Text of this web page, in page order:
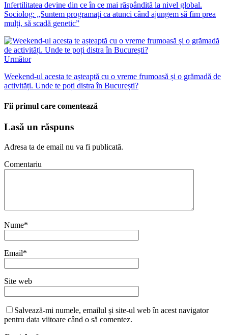
Infertilitatea devine din ce în ce mai răspândită la nivel global.
Sociolog: „Suntem programați ca atunci când ajungem să fim prea
mulți, să scadă genetic”
Următor
Weekend-ul acesta te așteaptă cu o vreme frumoasă și o grămadă de
activități. Unde te poți distra în București?
Fii primul care comentează
Lasă un răspuns
Adresa ta de email nu va fi publicată.
Comentariu
Nume*
Email*
Site web
Salvează-mi numele, emailul și site-ul web în acest navigator
pentru data viitoare când o să comentez.